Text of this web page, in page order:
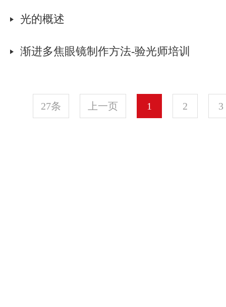
光的概述
渐进多焦眼镜制作方法-验光师培训
27条 上一页 1 2 3